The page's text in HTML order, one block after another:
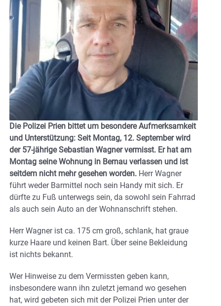
Die Polizei Prien bittet um besondere Aufmerksamkeit
und Unterstützung: Seit Montag, 12. September wird
der 57-jährige Sebastian Wagner vermisst. Er hat am
Montag seine Wohnung in Bernau verlassen und ist
seitdem nicht mehr gesehen worden. Herr Wagner
führt weder Barmittel noch sein Handy mit sich. Er
dürfte zu Fuß unterwegs sein, da sowohl sein Fahrrad
als auch sein Auto an der Wohnanschrift stehen.
Herr Wagner ist ca. 175 cm groß, schlank, hat graue
kurze Haare und keinen Bart. Über seine Bekleidung
ist nichts bekannt.
Wer Hinweise zu dem Vermissten geben kann,
insbesondere wann ihn zuletzt jemand wo gesehen
hat, wird gebeten sich mit der Polizei Prien unter der